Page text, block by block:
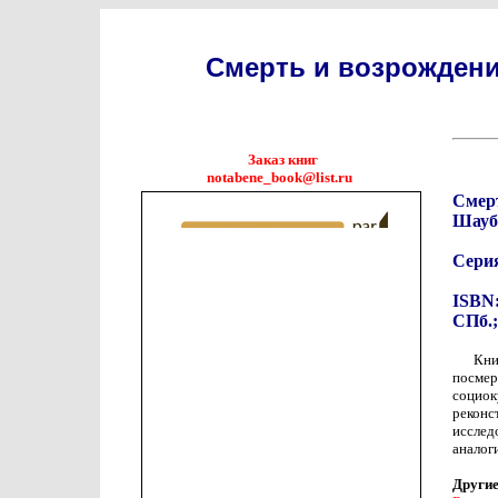
Смерть и
Заказ книг
notabene_book@list.ru
СПб.;